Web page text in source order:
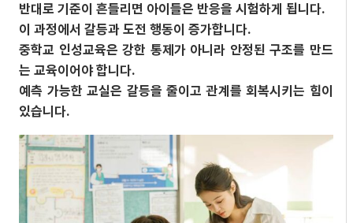
반대로 기준이 흔들리면 아이들은 반응을 시험하게 됩니다.
이 과정에서 갈등과 도전 행동이 증가합니다.
중학교 인성교육은 강한 통제가 아니라 안정된 구조를 만드
는 교육이어야 합니다.
예측 가능한 교실은 갈등을 줄이고 관계를 회복시키는 힘이
있습니다.